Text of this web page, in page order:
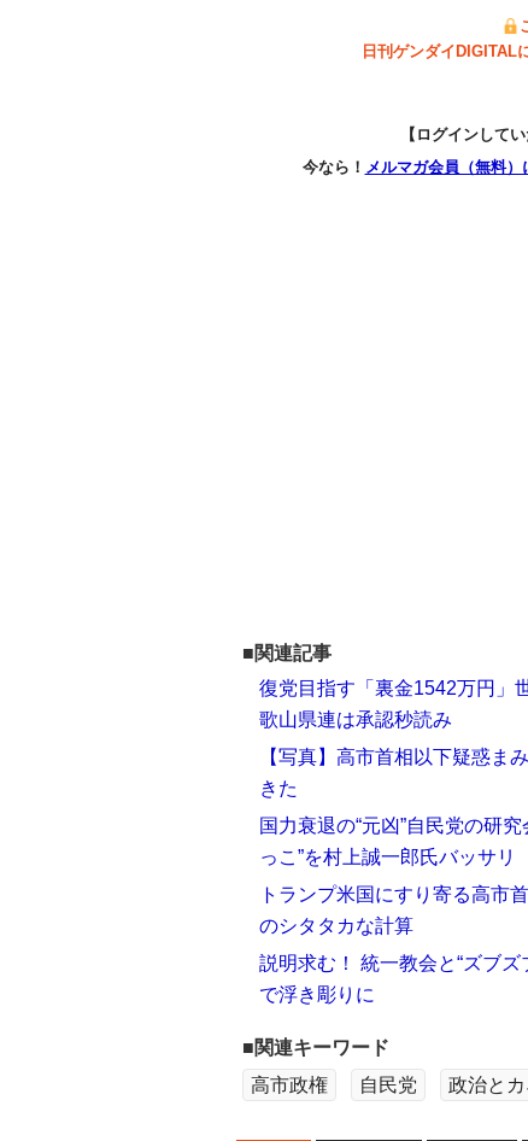
日刊ゲンダイDIGITAL
【ログインして
今なら！ メルマガ会員（無料）
■関連記事
復党目指す「裏金1542万円」
歌山県連は承認秒読み
【写真】高市首相以下疑惑ま
きた
国力衰退の“元凶”自民党の研
っこ”を村上誠一郎氏バッサリ
トランプ米国にすり寄る高市
のシタタカな計算
説明求む！ 統一教会と“ズブズ
で浮き彫りに
■関連キーワード
高市政権
自民党 政治とカ